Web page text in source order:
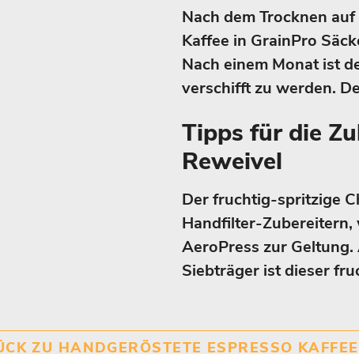
Nach dem Trocknen
Kaffee in GrainPro
Nach einem Monat ist
verschifft zu werden.
Tipps für die
Reweivel
Der fruchtig-spritzige
Handfilter-Zubereitern,
AeroPress zur
Siebträger ist dieser
ZU HANDGERÖSTETE ESPRESSO